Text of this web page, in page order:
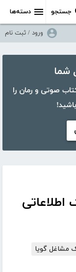
دسته‌ها جستجو
ورود / ثبت نام
بیش از ۵۰،۰۰۰ کتاب، کتاب صوتی و رمان را
مشاغل گویا